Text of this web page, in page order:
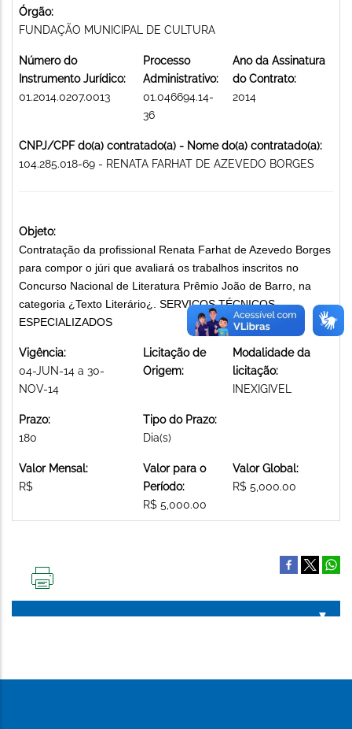
Órgão:
FUNDAÇÃO MUNICIPAL DE CULTURA
Número do
Instrumento Jurídico:
01.2014.0207.0013
Processo
Administrativo:
01.046694.14-
36
Ano da Assinatura
do Contrato:
2014
CNPJ/CPF do(a) contratado(a) - Nome do(a) contratado(a):
104.285.018-69 - RENATA FARHAT DE AZEVEDO BORGES
Objeto:
Contratação da profissional Renata Farhat de Azevedo Borges
para compor o júri que avaliará os trabalhos inscritos no
Concurso Nacional de Literatura Prêmio João de Barro, na
categoria ¿Texto Literário¿. SERVIÇOS TÉCNICOS
ESPECIALIZADOS
Vigência:
04-JUN-14 a 30-
NOV-14
Licitação de
Origem:
Modalidade da
licitação:
INEXIGIVEL
Prazo:
180
Tipo do Prazo:
Dia(s)
Valor Mensal:
R$
Valor para o
Período:
R$ 5,000.00
Valor Global:
R$ 5,000.00
PÁGINA